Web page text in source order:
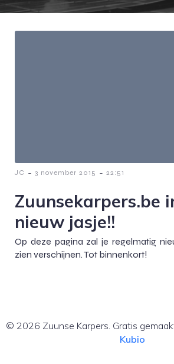
JC - 3 november 2015 - 22:51
Zuunsekarpers.be
nieuw jasje!!
Op deze pagina zal je regelmatig
zien verschijnen. Tot binnenkort!
© 2026 Zuunse Karpers. Gratis
Kubio